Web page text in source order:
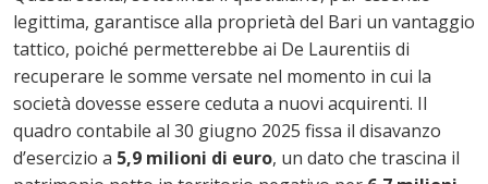
legittima, garantisce alla proprietà del Bari un vantaggio
tattico, poiché permetterebbe ai De Laurentiis di
recuperare le somme versate nel momento in cui la
società dovesse essere ceduta a nuovi acquirenti. Il
quadro contabile al 30 giugno 2025 fissa il disavanzo
d’esercizio a 5,9 milioni di euro, un dato che trascina il